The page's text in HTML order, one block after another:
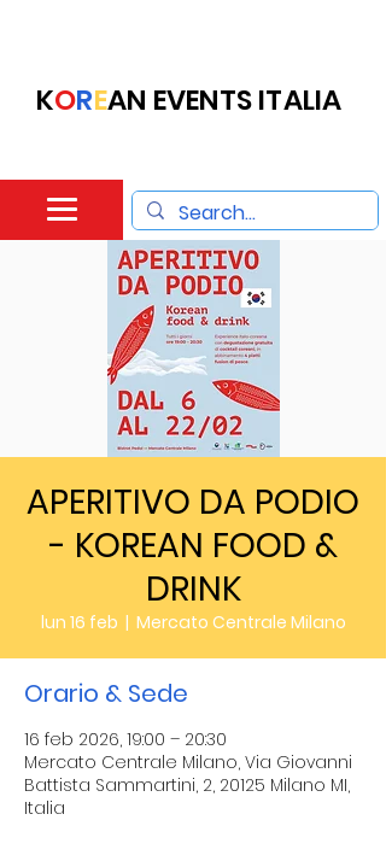
KOREAN EVENTS ITALIA
APERITIVO DA PODIO
- KOREAN FOOD &
DRINK
lun 16 feb
  |
Mercato Centrale Milano
Orario & Sede
16 feb 2026, 19:00 – 20:30
Mercato Centrale Milano, Via Giovanni
Battista Sammartini, 2, 20125 Milano MI,
Italia